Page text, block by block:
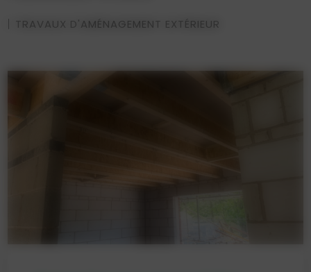
TRAVAUX D'AMÉNAGEMENT EXTÉRIEUR